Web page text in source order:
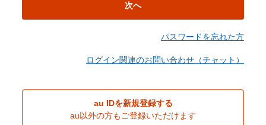
次へ
パスワードを忘れた方
ログイン関連のお問い合わせ（チャット）
au IDを新規登録する
au以外の方もご登録いただけます